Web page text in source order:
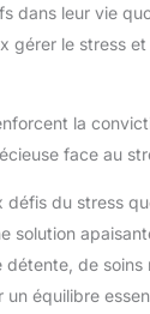
dans leur vie
gérer le stress
la
face au
défis du stress
solution
de soins
équilibre